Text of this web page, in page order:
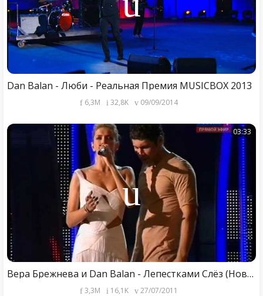
Dan Balan - Люби - Реальная Премия MUSICBOX 2013
6,3M 32,8K 09/09/2014
03:33
Вера Брежнева и Dan Balan - Лепестками Слёз (Новая Волна 2011)
3,3M 16,1K 27/07/2011